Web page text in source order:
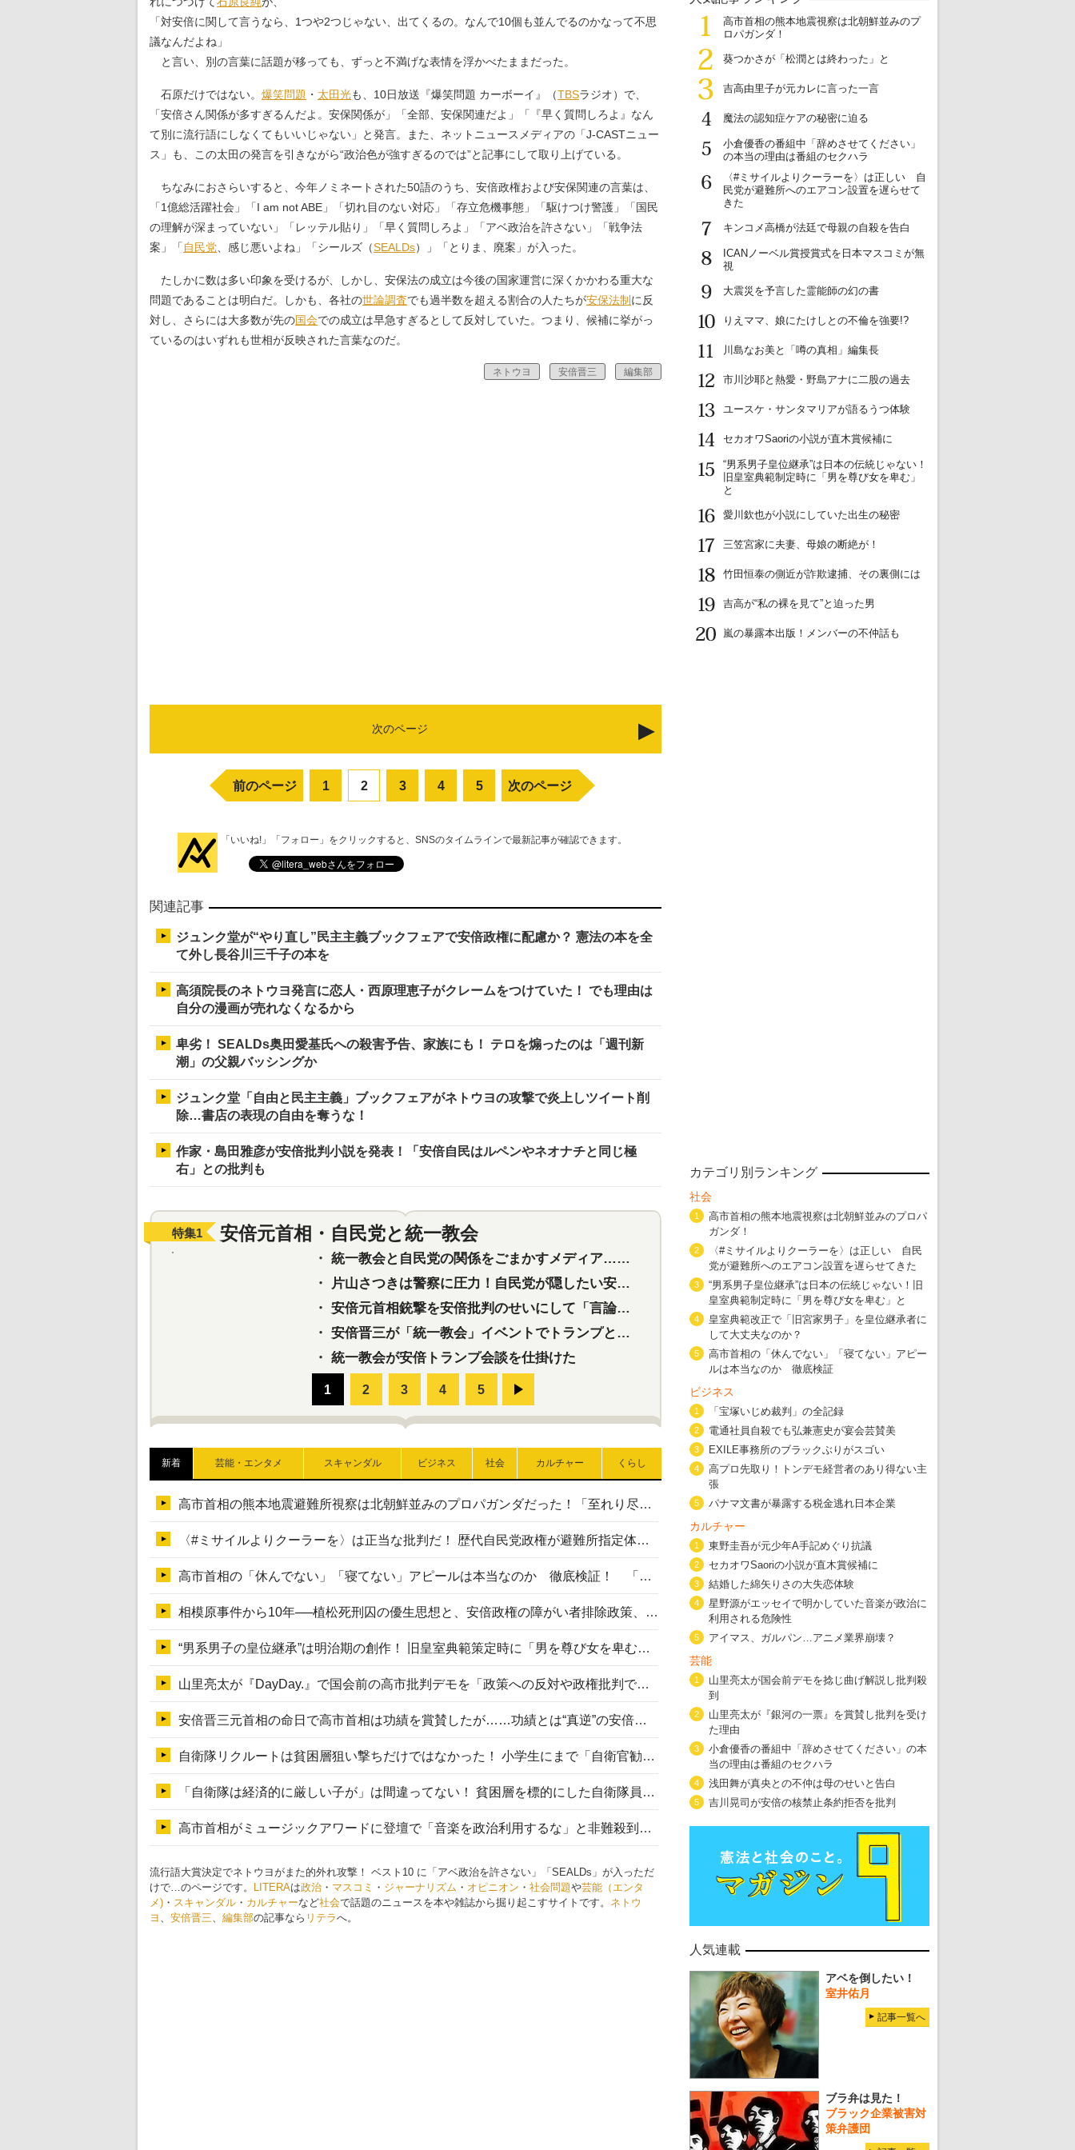
「対安倍に関して言うなら、1つや2つじゃない、出てくるの。なんで10個も並んでるのかなって不思
議なんだよね」
と言い、別の言葉に話題が移っても、ずっと不満げな表情を浮かべたままだった。
石原だけではない。 爆笑問題 ・ 太田光も、10日放送『爆笑問題 カーボーイ』（TBSラジオ）で、
「安倍さん関係が多すぎるんだよ。安保関係が」「全部、安保関連だよ」「『早く質問しろよ』なん
て別に流行語にしなくてもいいじゃない」と発言。また、ネットニュースメディアの「J-CASTニュー
ス」も、この太田の発言を引きながら“政治色が強すぎるのでは”と記事にして取り上げている。
ちなみにおさらいすると、今年ノミネートされた50語のうち、安倍政権および安保関連の言葉は、
「1億総活躍社会」「I am not ABE」「切れ目のない対応」「存立危機事態」「駆けつけ警護」「国民
の理解が深まっていない」「レッテル貼り」「早く質問しろよ」「アベ政治を許さない」「戦争法
案」「 自民党 、感じ悪いよね」「シールズ（SEALDs）」「とりま、廃案」が入った。
たしかに数は多い印象を受けるが、しかし、安保法の成立は今後の国家運営に深くかかわる重大な
問題であることは明白だ。しかも、各社の世論調査でも過半数を超える割合の人たちが安保法制 に反
対し、さらには大多数が先の国会での成立は早急すぎるとして反対していた。つまり、候補に挙がっ
ているのはいずれも世相が反映された言葉なのだ。
ネトウヨ 安倍晋三 編集部
次のページ
前のページ 1 2 3 4 5 次のページ
「いいね!」「フォロー」をクリックすると、SNSのタイムラインで最新記事が確認できます。
関連記事
ジュンク堂が“やり直し”民主主義ブックフェアで安倍政権に配慮か？ 憲法の本を全
て外し長谷川三千子の本を
高須院長のネトウヨ発言に恋人・西原理恵子がクレームをつけていた！ でも理由は
自分の漫画が売れなくなるから
卑劣！ SEALDs奥田愛基氏への殺害予告、家族にも！ テロを煽ったのは「週刊新
潮」の父親バッシングか
ジュンク堂「自由と民主主義」ブックフェアがネトウヨの攻撃で炎上しツイート削
除…書店の表現の自由を奪うな！
作家・島田雅彦が安倍批判小説を発表！「安倍自民はルペンやネオナチと同じ極
右」との批判も
特集1 安倍元首相・自民党と統一教会
・ 統一教会と自民党の関係をごまかすメディア…民放は有田芳生に発言自粛を要求
・
片山さつきは警察に圧力！自民党が隠したい安倍元首相と統一教会の深い関係
・ 安倍元首相銃撃を安倍批判のせいにして「言論封殺」に利用する自民党応援団
・ 安倍晋三が「統一教会」イベントでトランプと演説！同性婚や夫婦別姓を攻撃
・ 統一教会が安倍トランプ会談を仕掛けた
東京五輪強行開催特別企画 大ウソだら
・ 五輪入場行進にすぎやまこういちの曲、杉田水脈の
・ 大ウソだらけの東京五輪！ 安倍・菅・森はどんな嘘を
・ 五輪サッカー・久保建英が南アの陽性者に「僕らに損ではない
・
五輪でIOCラウンジ以外にVIPルーム、広告代理店は物品購入
新着 芸能・エンタメ スキャンダル ビジネス 社会 カルチャー くらし
高市首相の熊本地震避難所視察は北朝鮮並みのプロパガンダだった！「至れり尽くせり」の選ばれた避難所の一方で実態は…
〈#ミサイルよりクーラーを〉は正当な批判だ！ 歴代自民党政権が避難所指定体育館へのエアコン設置を遅らせてきた客観的事実
高市首相の「休んでない」「寝てない」アピールは本当なのか 徹底検証！ 「資料読み込み」「アイロンがけ」も矛盾だらけ…
相模原事件から10年──植松死刑囚の優生思想と、安倍政権の障がい者排除政策、右派勢力の差別主義との関係を改めて問う
“男系男子の皇位継承”は明治期の創作！ 旧皇室典範策定時に「男を尊び女を卑むの慣習、人民の脳髄」とトンデモ論で女性天皇を否定
山里亮太が『DayDay.』で国会前の高市批判デモを「政策への反対や政権批判でない」と捻じ曲げ解説 デモ参加者から批判殺到
安倍晋三元首相の命日で高市首相は功績を賞賛したが……功績とは“真逆”の安倍元首相のトンデモ発言を振り返る
自衛隊リクルートは貧困層狙い撃ちだけではなかった！ 小学生にまで「自衛官勧誘」目的のパンフレット作成
「自衛隊は経済的に厳しい子が」は間違ってない！ 貧困層を標的にした自衛隊員募集、やす子、山上被告も…日本でも進む“経済的徴兵制”
高市首相がミュージックアワードに登壇で「音楽を政治利用するな」と非難殺到！ MAJの国策的本質を批判する声も
流行語大賞決定でネトウヨがまた的外れ攻撃！ ベスト10 に「アベ政治を許さない」「SEALDs」が入っただ
けで…のページです。
LITERAは政治 ・ マスコミ ・ ジャーナリズム ・ オピニオン ・ 社会問題や芸能（エンタ
メ) ・ スキャンダル ・ カルチャーなど社会で話題のニュースを本や雑誌から掘り起こすサイトです。 ネトウ
ヨ 、 安倍晋三、 編集部の記事なら リテラへ。
1
高市首相の熊本地震視察は北朝鮮並みのプ
ロパガンダ！
2
葵つかさが「松潤とは終わった」と
3
吉高由里子が元カレに言った一言
4
魔法の認知症ケアの秘密に迫る
5
小倉優香の番組中「辞めさせてください」
の本当の理由は番組のセクハラ
6
〈#ミサイルよりクーラーを〉は正しい 自
民党が避難所へのエアコン設置を遅らせて
きた
7
キンコメ高橋が法廷で母親の自殺を告白
8
ICANノーベル賞授賞式を日本マスコミが無
視
9
大震災を予言した霊能師の幻の書
10
りえママ、娘にたけしとの不倫を強要!?
11
川島なお美と「噂の真相」編集長
12
市川沙耶と熱愛・野島アナに二股の過去
13
ユースケ・サンタマリアが語るうつ体験
14
セカオワSaoriの小説が直木賞候補に
15
“男系男子皇位継承”は日本の伝統じゃない！
旧皇室典範制定時に「男を尊び女を卑む」
と
16
愛川欽也が小説にしていた出生の秘密
17
三笠宮家に夫妻、母娘の断絶が！
18
竹田恒泰の側近が詐欺逮捕、その裏側には
19
吉高が“私の裸を見て”と迫った男
20
嵐の暴露本出版！メンバーの不仲話も
カテゴリ別ランキング
社会
1
高市首相の熊本地震視察は北朝鮮並みのプロパ
ガンダ！
2
〈#ミサイルよりクーラーを〉は正しい 自民
党が避難所へのエアコン設置を遅らせてきた
3
“男系男子皇位継承”は日本の伝統じゃない！旧
皇室典範制定時に「男を尊び女を卑む」と
4
皇室典範改正で「旧宮家男子」を皇位継承者に
して大丈夫なのか？
5
高市首相の「休んでない」「寝てない」アピー
ルは本当なのか 徹底検証
ビジネス
1 「宝塚いじめ裁判」の全記録
2 電通社員自殺でも弘兼憲史が宴会芸賛美
3 EXILE事務所のブラックぶりがスゴい
4
高プロ先取り！トンデモ経営者のあり得ない主
張
5 パナマ文書が暴露する税金逃れ日本企業
カルチャー
1 東野圭吾が元少年A手記めぐり抗議
2 セカオワSaoriの小説が直木賞候補に
3 結婚した綿矢りさの大失恋体験
4
星野源がエッセイで明かしていた音楽が政治に
利用される危険性
5 アイマス、ガルパン…アニメ業界崩壊？
芸能
1
山里亮太が国会前デモを捻じ曲げ解説し批判殺
到
2
山里亮太が『銀河の一票』を賞賛し批判を受け
た理由
3
小倉優香の番組中「辞めさせてください」の本
当の理由は番組のセクハラ
4 浅田舞が真央との不仲は母のせいと告白
5 吉川晃司が安倍の核禁止条約拒否を批判
人気連載
アベを倒したい！
室井佑月
記事一覧へ
ブラ弁は見た！
ブラック企業被害対
策弁護団